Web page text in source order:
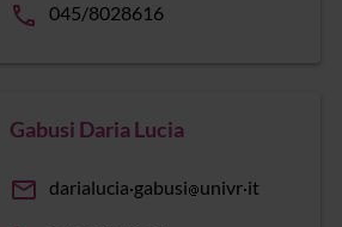
phone 045/8028616
Gabusi Daria Lucia
email darialucia gabusi univr it